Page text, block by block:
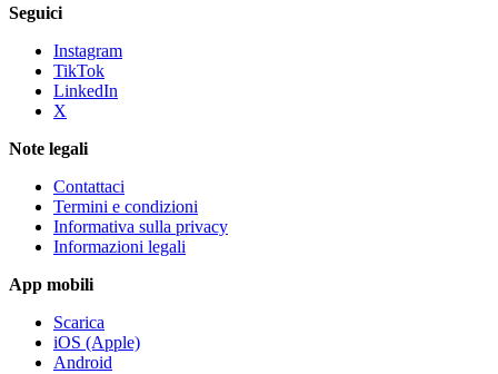
Seguici
Instagram
TikTok
LinkedIn
X
Note legali
Contattaci
Termini e condizioni
Informativa sulla privacy
Informazioni legali
App mobili
Scarica
iOS (Apple)
Android